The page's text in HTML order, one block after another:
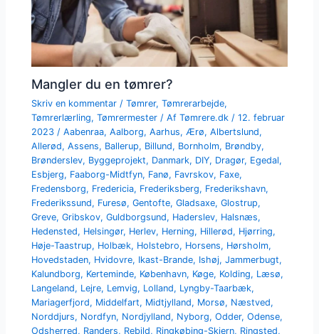
Mangler du en tømrer?
Skriv en kommentar /Tømrer,Tømrerarbejde,
Tømrerlærling,Tømrermester / AfTømrere.dk /12. februar
2023 /Aabenraa,Aalborg,Aarhus, Ærø,Albertslund,
Allerød,Assens, Ballerup, Billund, Bornholm, Brøndby,
Brønderslev, Byggeprojekt, Danmark, DIY, Dragør, Egedal,
Esbjerg, Faaborg-Midtfyn, Fanø, Favrskov, Faxe,
Fredensborg, Fredericia, Frederiksberg, Frederikshavn,
Frederikssund, Furesø,Gentofte,Gladsaxe,Glostrup,
Greve,Gribskov,Guldborgsund, Haderslev, Halsnæs,
Hedensted, Helsingør, Herlev, Herning, Hillerød, Hjørring,
Høje-Taastrup, Holbæk, Holstebro, Horsens, Hørsholm,
Hovedstaden, Hvidovre, Ikast-Brande, Ishøj,Jammerbugt,
Kalundborg, Kerteminde, København, Køge, Kolding, Læsø,
Langeland, Lejre, Lemvig, Lolland, Lyngby-Taarbæk,
Mariagerfjord, Middelfart, Midtjylland, Morsø, Næstved,
Norddjurs, Nordfyn, Nordjylland, Nyborg,Odder,Odense,
Odsherred, Randers, Rebild, Ringkøbing-Skjern, Ringsted,